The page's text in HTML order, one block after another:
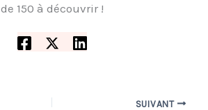
de 150 à découvrir !
SUIVANT